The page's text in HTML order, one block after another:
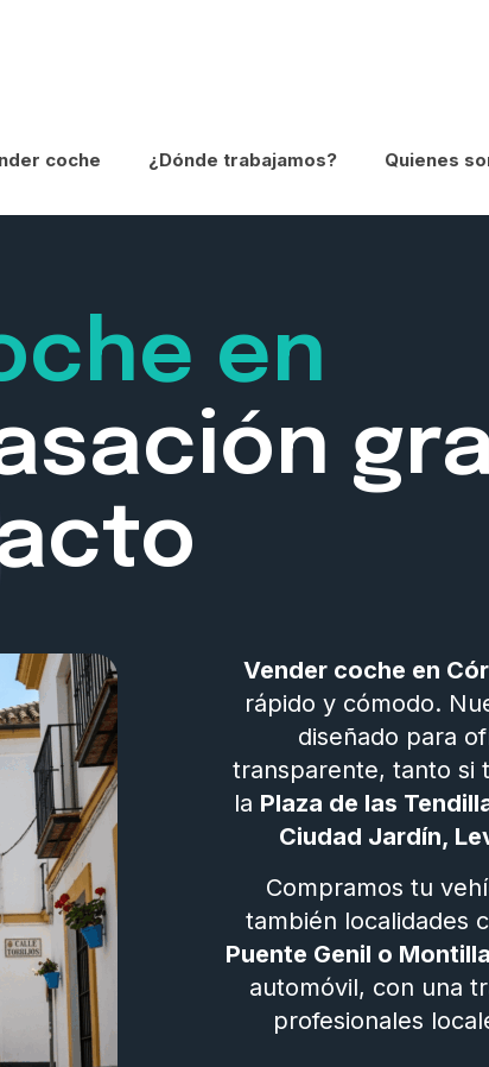
coche ¿Dónde trabajamos? Quienes
en
Vender coche en
rápido y cómodo.
diseñado para
transparente, tanto si
la Plaza de las
Ciudad Jardín,
Compramos tu
también localidades
Puente Genil o Montilla
automóvil, con una
profesionales